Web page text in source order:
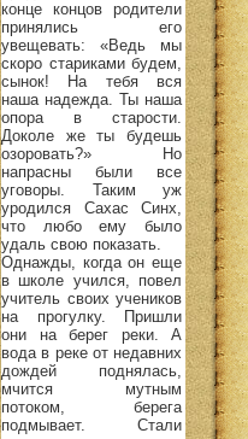
конце концов родители
принялись его
увещевать: «Ведь мы
скоро стариками будем,
сынок! На тебя вся
наша надежда. Ты наша
опора в старости.
Доколе же ты будешь
озоровать?» Но
напрасны были все
уговоры. Таким уж
уродился Сахас Синх,
что любо ему было
удаль свою показать.
Однажды, когда он еще
в школе учился, повел
учитель своих учеников
на прогулку. Пришли
они на берег реки. А
вода в реке от недавних
дождей поднялась,
мчится мутным
потоком, берега
подмывает. Стали